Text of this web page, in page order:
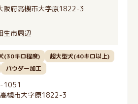
阪府高槻市大字原1822-3
生市周辺
(30キロ程度)
超大型犬(40キロ以上)
パウダー加工
1051
槻市大字原1822-3